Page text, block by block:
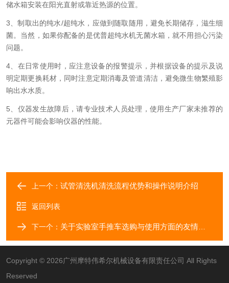
储水箱安装在阳光直射或靠近热源的位置。
3、制取出的纯水/超纯水，应做到随取随用，避免长期储存，滋生细
菌。当然，如果你配备的是优普超纯水机无菌水箱，就不用担心污染
问题。
4、在日常使用时，应注意设备的报警提示，并根据设备的提示及说
明定期更换耗材，同时注意定期消毒及管道清洁，避免微生物繁殖影
响出水水质。
5、仪器发生故障后，请专业技术人员处理，使用生产厂家未推荐的
元器件可能会影响仪器的性能。
上一个： 试管清洗机清洗流程优势和操作说明介绍
返回列表
下一个： 关于实验室手推车选购与使用方面的友情提示
Copyright © 2026广州摩特伟希尔机械设备有限责任公司 All Rights
Reserved